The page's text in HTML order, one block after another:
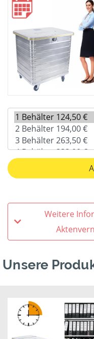
Weitere
Unsere